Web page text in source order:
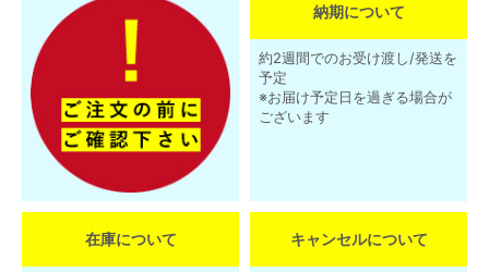
納期について
約2週間でのお受け渡し/発送を
予定
※お届け予定日を過ぎる場合が
ございます
在庫について キャンセルについて